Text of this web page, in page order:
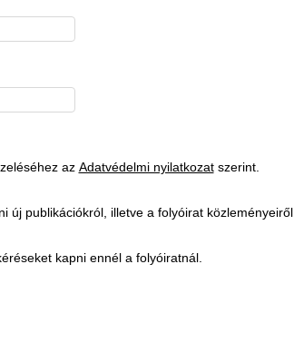
az Adatvédelmi nyilatkozatszerint.
új publikációkról, illetve a folyóirat közleményeiről.
kapni ennél a folyóiratnál.